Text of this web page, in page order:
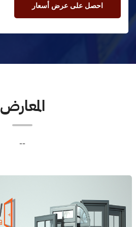
احصل على عرض أسعار
المعارض
--